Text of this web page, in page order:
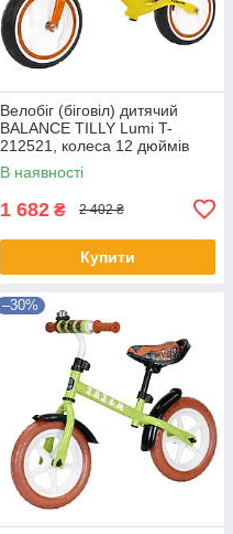
Велобіг (біговіл) дитячий
BALANCE TILLY Lumi T-
212521, колеса 12 дюймів
світяться, Yellow, жовтий
В наявності
1 682 ₴ 2 402 ₴
Купити
–30%